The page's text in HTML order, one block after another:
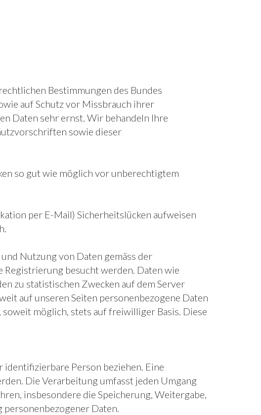
Bestimmungen des Bundes
auf Schutz vor Missbrauch ihrer
Daten sehr ernst. Wir behandeln Ihre
sowie dieser
so gut wie möglich vor unberechtigtem
per E-Mail) Sicherheitslücken aufweisen
Nutzung von Daten gemäss der
besucht werden. Daten wie
zu statistischen Zwecken auf dem Server
auf unseren Seiten personenbezogene Daten
möglich, stets auf freiwilliger Basis. Diese
Person beziehen. Eine
Die Verarbeitung umfasst jeden Umgang
insbesondere die Speicherung, Weitergabe,
Daten.